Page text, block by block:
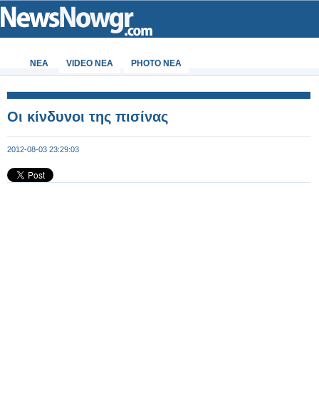
ΝΕΑ VIDEO NEA PHOTO NEA
Οι κίνδυνοι της πισίνας
2012-08-03 23:29:03